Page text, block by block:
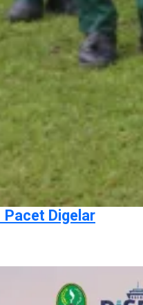
Pacet Digelar